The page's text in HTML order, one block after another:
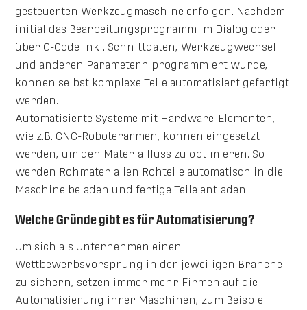
gesteuerten Werkzeugmaschine erfolgen. Nachdem
initial das Bearbeitungsprogramm im Dialog oder
über G-Code inkl. Schnittdaten, Werkzeugwechsel
und anderen Parametern programmiert wurde,
können selbst komplexe Teile automatisiert gefertigt
werden.
Automatisierte Systeme mit Hardware-Elementen,
wie z.B. CNC-Roboterarmen, können eingesetzt
werden, um den Materialfluss zu optimieren. So
werden Rohmaterialien Rohteile automatisch in die
Maschine beladen und fertige Teile entladen.
Welche Gründe gibt es für Automatisierung?
Um sich als Unternehmen einen
Wettbewerbsvorsprung in der jeweiligen Branche
zu sichern, setzen immer mehr Firmen auf die
Automatisierung ihrer Maschinen, zum Beispiel